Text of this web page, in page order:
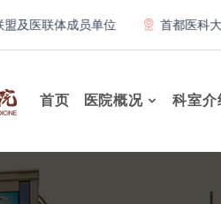
医联体成员单位 首都医科大学
首页 医院概况 科室介